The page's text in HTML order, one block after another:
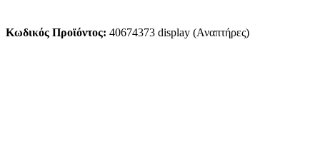
Κωδικός Προϊόντος: 40674373 display (Αναπτήρες)